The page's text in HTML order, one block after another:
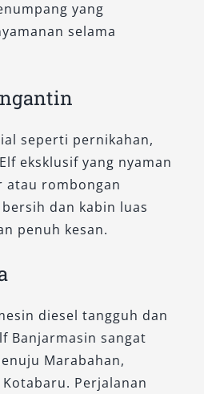
desain lebih
yang ditingkatkan,
memberikan
untuk perjalanan
Kapasitas penumpang
irit bahan bakar dan
ditingkatkan.
rem ABS, kabin kedap
stabil membuat Elf
jenis perjalanan,
maupun lintas
menyewakan tipe ini
termasuk acara
keluarga, hingga antar
jadwal tetap.
yang
selama
seperti pernikahan,
eksklusif yang nyaman
atau rombongan
dan kabin luas
penuh kesan.
diesel tangguh dan
Banjarmasin sangat
Marabahan,
Perjalanan